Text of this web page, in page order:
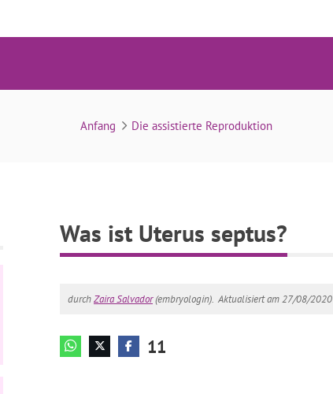
Was ist Uterus septus?
11
Anfang Die assistierte Reproduktion
Was ist Uterus septus?
durchZaira Salvador(embryologin). Aktualisiert am 27/08/2020
11